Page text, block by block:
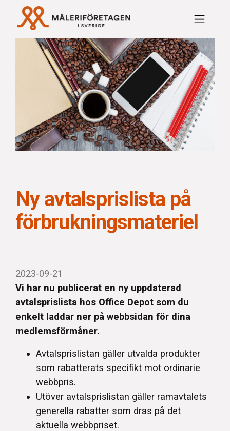
Ny avtalsprislista på
förbrukningsmateriel
2023-09-21
Vi har nu publicerat en ny uppdaterad
avtalsprislista hos Office Depot som du
enkelt laddar ner på webbsidan för dina
medlemsförmåner.
Avtalsprislistan gäller utvalda produkter
som rabatterats specifikt mot ordinarie
webbpris.
Utöver avtalsprislistan gäller ramavtalets
generella rabatter som dras på det
aktuella webbpriset.